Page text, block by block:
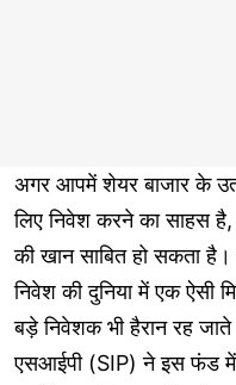
अगर आपमें शेयर बाजार के
लिए निवेश करने का साहस
की खान साबित हो सकता
निवेश की दुनिया में एक ऐसी
बड़े निवेशक भी हैरान रह
एसआईपी (SIP) ने इस फंड